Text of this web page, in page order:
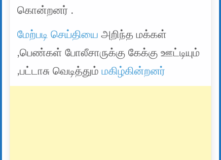
கொன்றனர் .
மேற்படி செய்தியை அறிந்த மக்கள்
,பெண்கள் போலீசாருக்கு கேக்கு ஊட்டியும்
,பட்டாசு வெடித்தும்மகிழ்கின்றனர்